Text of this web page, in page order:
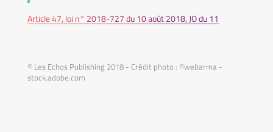
Article 47, loi n° 2018-727 du 10 août 2018, JO du 11
© Les Echos Publishing 2018 - Crédit photo : ©webarma -
stock.adobe.com